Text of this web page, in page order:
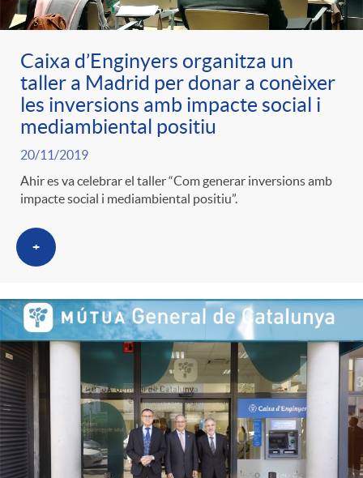
r
a
S
a
l
a
d
e
p
p
e
r
c
a
t
e
g
o
e
n
i
d
o
A
n
c
l
i
c
a
d
o
r
d
e
Caixa d’Enginyers organitza un
taller a Madrid per donar a conèixer
les inversions amb impacte social i
mediambiental positiu
20/11/2019
Ahir es va celebrar el taller “Com generar inversions amb
impacte social i mediambiental positiu”.
+